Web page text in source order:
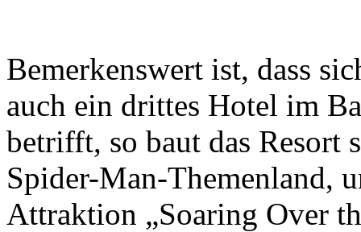
Bemerkenswert ist, dass
auch ein drittes Hotel im
betrifft, so baut das Resort
Spider-Man-Themenland,
Attraktion „Soaring Over